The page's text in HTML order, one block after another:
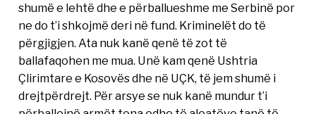
shumë e lehtë dhe e përballueshme me Serbinë por
ne do t’i shkojmë deri në fund. Kriminelët do të
përgjigjen. Ata nuk kanë qenë të zot të
ballafaqohen me mua. Unë kam qenë Ushtria
Çlirimtare e Kosovës dhe në UÇK, të jem shumë i
drejtpërdrejt. Për arsye se nuk kanë mundur t’i